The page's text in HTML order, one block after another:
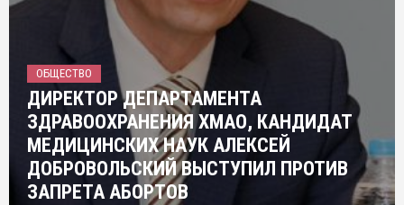
ОБЩЕСТВО
ДИРЕКТОР ДЕПАРТАМЕНТА
ЗДРАВООХРАНЕНИЯ ХМАО, КАНДИДАТ
МЕДИЦИНСКИХ НАУК АЛЕКСЕЙ
ДОБРОВОЛЬСКИЙ ВЫСТУПИЛ ПРОТИВ
ЗАПРЕТА АБОРТОВ